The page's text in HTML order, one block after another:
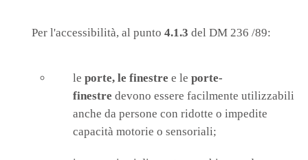
Per l'accessibilità, al punto 4.1.3 del DM 236 /89:
le porte, le finestre e le porte-
finestre devono essere facilmente utilizzabili
anche da persone con ridotte o impedite
capacità motorie o sensoriali;